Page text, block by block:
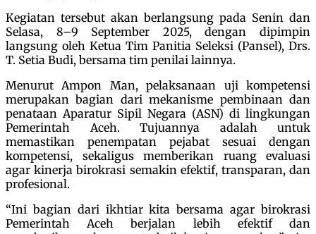
Kegiatan tersebut akan berlangsung pada Senin dan
Selasa, 8–9 September 2025, dengan dipimpin
langsung oleh Ketua Tim Panitia Seleksi (Pansel), Drs.
T. Setia Budi, bersama tim penilai lainnya.
Menurut Ampon Man, pelaksanaan uji kompetensi
merupakan bagian dari mekanisme pembinaan dan
penataan Aparatur Sipil Negara (ASN) di lingkungan
Pemerintah Aceh. Tujuannya adalah untuk
memastikan penempatan pejabat sesuai dengan
kompetensi, sekaligus memberikan ruang evaluasi
agar kinerja birokrasi semakin efektif, transparan, dan
profesional.
“Ini bagian dari ikhtiar kita bersama agar birokrasi
Pemerintah Aceh berjalan lebih efektif dan